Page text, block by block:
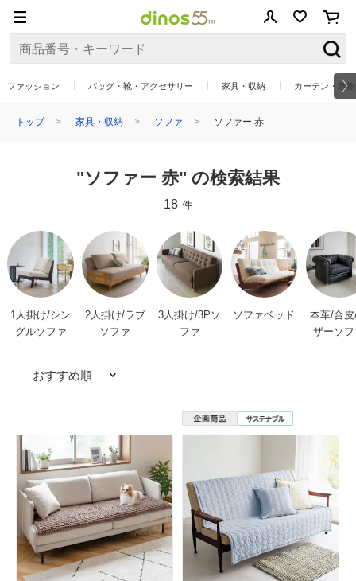
ファッション バッグ・靴・アクセサリー 家具・収納 カーテン・敷
トップ 家具・収納 ソファ ソファー 赤
"ソファー 赤" の検索結果
18 件
1人掛け/シン
グルソファ
2人掛け/ラブ
ソファ
3人掛け/3Pソ
ファ
ソファベッド
本革/合
ザーソ
おすすめ順